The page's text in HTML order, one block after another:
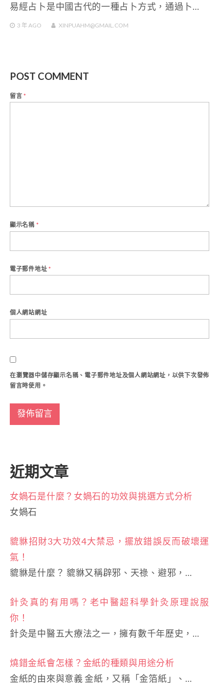
易經占卜是中國古代的一種占卜方式，通過卜…
3 年AGO XINPUAHM@GMAIL.COM
POST COMMENT
留言*
顯示名稱 *
電子郵件地址 *
個人網站網址
在瀏覽器中儲存顯示名稱、電子郵件地址及個人網站網址，以供下次發佈
留言時使用。
近期文章
女媧石是什麼？女媧石的功效與挑選方式分析
女媧石
貔貅招財3大功效4大禁忌，擺放錯誤反而破壞運
氣！
貔貅是什麼？ 貔貅又稱辟邪、天祿、避邪，…
針灸真的有用嗎？老中醫超科學針灸原理說服
你！
針灸是中醫五大療法之一，擁有數千年歷史，…
燒錯金紙會怎樣？金紙的種類與用途分析
金紙的由來與意義 金紙，又稱「金箔紙」、…